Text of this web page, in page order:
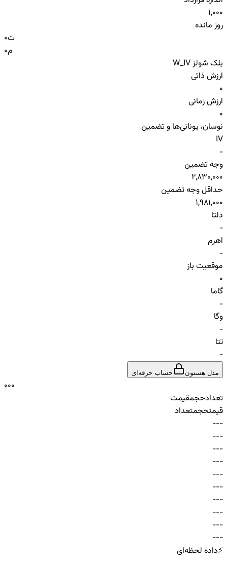
1,000
روز مانده
0ت
0م
بلک شولز W_IV
ارزش ذاتی
0
ارزش زمانی
0
نوسان، یونانی‌ها و تضمین
IV
-
وجه تضمین
2,830,000
حداقل وجه تضمین
1,981,000
دلتا
-
اهرم
-
موقعیت باز
0
گاما
-
وگا
-
تتا
-
مدل هستون حساب حرفه‌ای
000
تعدادحجمقیمت
قیمتحجمتعداد
-
-
-
-
-
-
-
-
-
-
-
-
-
-
-
-
-
-
-
-
-
-
-
-
-
-
-
-
-
-
⚡داده لحظه‌ای